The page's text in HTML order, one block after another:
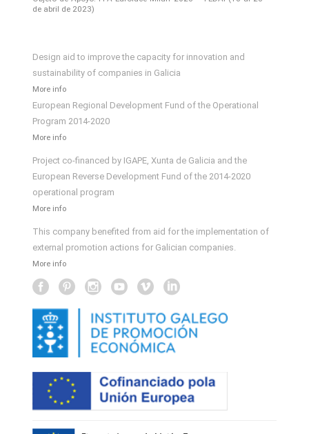
de abril de 2023)
Design aid to improve the capacity for innovation and
sustainability of companies in Galicia
More info
European Regional Development Fund of the Operational
Program 2014-2020
More info
Project co-financed by IGAPE, Xunta de Galicia and the
European Reverse Development Fund of the 2014-2020
operational program
More info
This company benefited from aid for the implementation of
external promotion actions for Galician companies.
More info